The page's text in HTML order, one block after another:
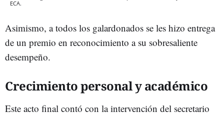
ECA.
Asimismo, a todos los galardonados se les hizo entrega
de un premio en reconocimiento a su sobresaliente
desempeño.
Crecimiento personal y académico
Este acto final contó con la intervención del secretario